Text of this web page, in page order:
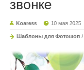
звонке
Koaress 10 мая 2025
Шаблоны для Фотошоп /